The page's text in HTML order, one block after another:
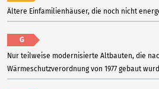
Ältere Einfamilienhäuser, die noch nicht
G
Nur teilweise modernisierte Altbauten, die
Wärmeschutzverordnung von 1977 gebaut